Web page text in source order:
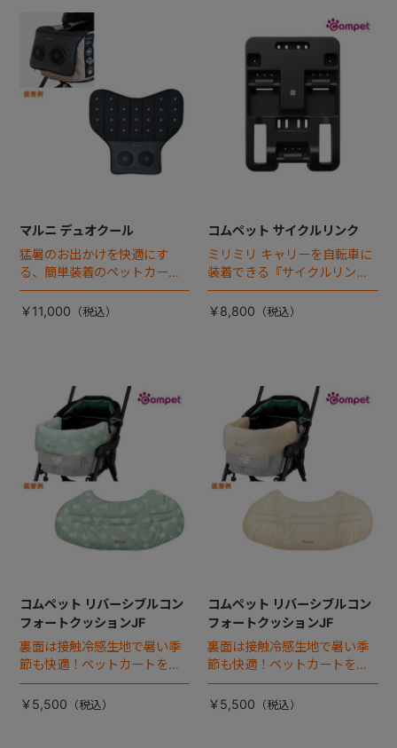
マルニ デュオクール
猛暑のお出かけを快適にす
る、簡単装着のペットカート
専用ダブル送風ファンが登
場。
￥11,000
コムペット サイクルリンク
ミリミリ キャリーを自転車に
装着できる『サイクルリン
ク』が登場！
￥8,800
コムペット リバーシブルコン
フォートクッションJF
裏面は接触冷感生地で暑い季
節も快適！ペットカートをお
しゃれに・かわいく・かっこ
よく！
￥5,500
コムペット リバーシブルコン
フォートクッションJF
裏面は接触冷感生地で暑い季
節も快適！ペットカートをお
しゃれに・かわいく・かっこ
よく！
￥5,500